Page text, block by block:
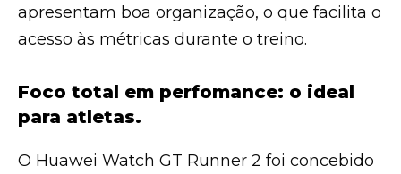
apresentam boa organização, o que facilita o
acesso às métricas durante o treino.
Foco total em perfomance: o ideal
para atletas.
O Huawei Watch GT Runner 2 foi concebido